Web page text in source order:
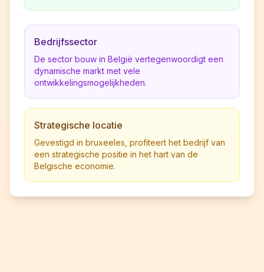
Bedrijfssector
De sector bouw in België vertegenwoordigt een
dynamische markt met vele
ontwikkelingsmogelijkheden.
Strategische locatie
Gevestigd in bruxeeles, profiteert het bedrijf van
een strategische positie in het hart van de
Belgische economie.